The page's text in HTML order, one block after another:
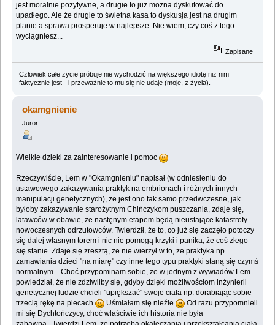
jest moralnie pozytywne, a drugie to juz można dyskutować do
upadłego. Ale że drugie to świetna kasa to dyskusja jest na drugim
planie a sprawa prosperuje w najlepsze. Nie wiem, czy coś z tego
wyciągniesz...
Zapisane
Człowiek całe życie próbuje nie wychodzić na większego idiotę niż nim
faktycznie jest - i przeważnie to mu się nie udaje (moje, z życia).
okamgnienie
Juror
Wielkie dzieki za zainteresowanie i pomoc
Rzeczywiście, Lem w "Okamgnieniu" napisał (w odniesieniu do
ustawowego zakazywania praktyk na embrionach i różnych innych
manipulacji genetycznych), że jest ono tak samo przedwczesne, jak
byłoby zakazywanie starożytnym Chińczykom puszczania, zdaje się,
latawców w obawie, że nastęnym etapem będą nieustające katastrofy
nowoczesnych odrzutowców. Twierdził, że to, co już się zaczęło potoczy
się dalej własnym torem i nic nie pomogą krzyki i panika, że coś złego
się stanie. Zdaje się zresztą, że nie wierzył w to, że praktyka np.
zamawiania dzieci "na miarę" czy inne tego typu praktyki staną się czymś
normalnym... Choć przypominam sobie, że w jednym z wywiadów Lem
powiedział, że nie zdziwiłby się, gdyby dzięki możliwościom inżynierii
genetycznej ludzie chcieli "upiększać" swoje ciała np. dorabiając sobie
trzecią rękę na plecach
Uśmiałam się nieźle
Od razu przypomnieli
mi się Dychtończycy, choć właściwie ich historia nie była